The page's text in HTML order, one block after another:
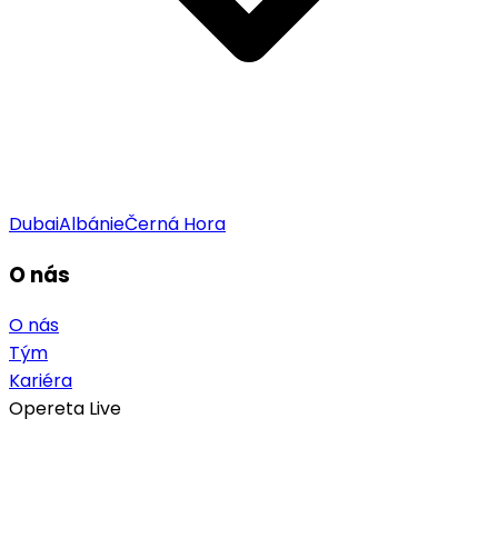
DubaiAlbánieČerná Hora
O nás
O nás
Tým
Kariéra
Opereta Live